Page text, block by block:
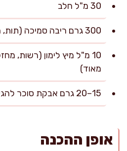
30 מ"ל חלב
300 גרם ריבה סמיכה (תות, משמש או פירות יער)
10 מ"ל מיץ לימון (רשות,
מאוד)
15–20 גרם אבקת סוכר להגשה (רשות)
אופן ההכנה